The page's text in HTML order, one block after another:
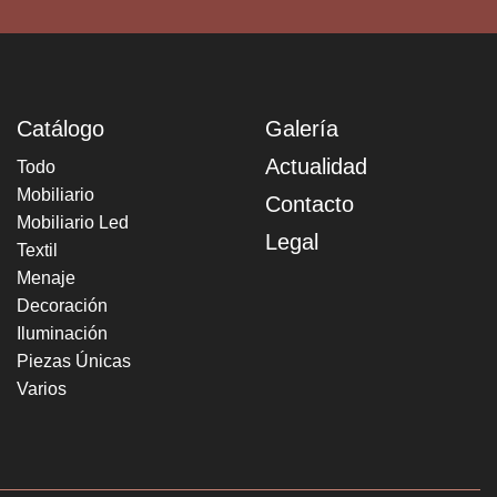
Catálogo
Todo
Mobiliario
Mobiliario Led
Textil
Menaje
Decoración
Iluminación
Piezas Únicas
Varios
Galería
Actualidad
Contacto
Legal